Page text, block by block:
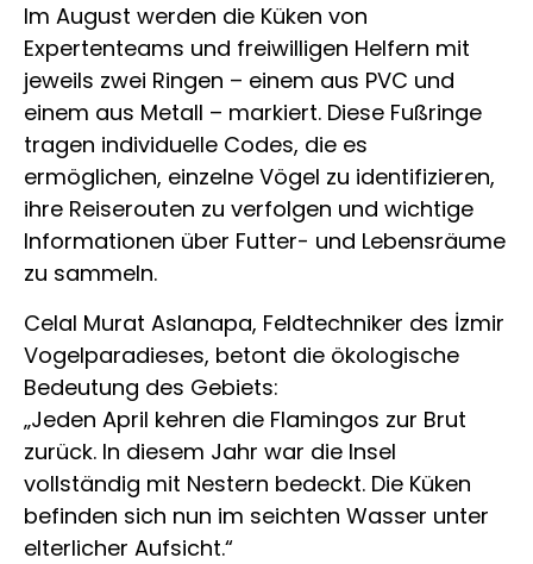
Im August werden die Küken von
Expertenteams und freiwilligen Helfern mit
jeweils zwei Ringen – einem aus PVC und
einem aus Metall – markiert. Diese Fußringe
tragen individuelle Codes, die es
ermöglichen, einzelne Vögel zu identifizieren,
ihre Reiserouten zu verfolgen und wichtige
Informationen über Futter- und Lebensräume
zu sammeln.
Celal Murat Aslanapa, Feldtechniker des İzmir
Vogelparadieses, betont die ökologische
Bedeutung des Gebiets:
„Jeden April kehren die Flamingos zur Brut
zurück. In diesem Jahr war die Insel
vollständig mit Nestern bedeckt. Die Küken
befinden sich nun im seichten Wasser unter
elterlicher Aufsicht.“